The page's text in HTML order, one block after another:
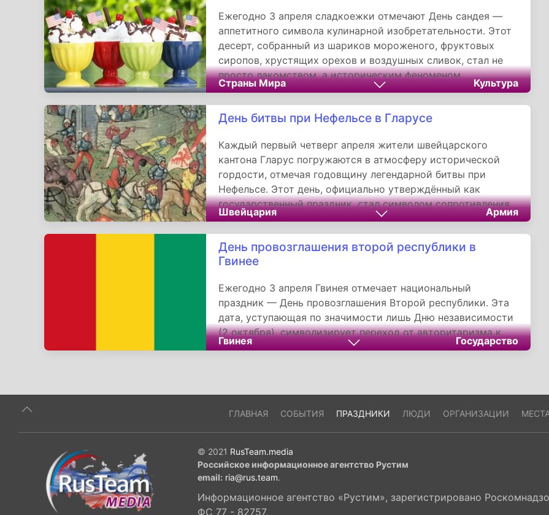
Ежегодно 3 апреля сладкоежки отмечают День сандея —
аппетитного символа кулинарной изобретательности. Этот
десерт, собранный из шариков мороженого, фруктовых
сиропов, хрустящих орехов и воздушных сливок, стал не
просто лакомством, а историческим феноменом,
рожденным в противостоянии строгим запретам.
Страны Мира Культура
День битвы при Нефельсе в Гларусе
Каждый первый четверг апреля жители швейцарского
кантона Гларус погружаются в атмосферу исторической
гордости, отмечая годовщину легендарной битвы при
Нефельсе. Этот день, официально утверждённый как
государственный праздник, стал символом сопротивления
и единства, напоминающим о ключевом эпизоде
противостояния с австрийскими Габсбургами.
Швейцария Армия
День провозглашения второй республики в
Гвинее
Ежегодно 3 апреля Гвинея отмечает национальный
праздник — День провозглашения Второй республики. Эта
дата, уступающая по значимости лишь Дню независимости
(2 октября), символизирует переход от авторитаризма к
новой политической эре.
Гвинея Государство
ГЛАВНАЯ СОБЫТИЯ ПРАЗДНИКИ ЛЮДИ ОРГАНИЗАЦИИ
© 2021 RusTeam.media
Российское информационное агентство Рустим
email: ria@rus.team.
Информационное агентство «Рустим», зарегистрировано
ФС 77 - 82757,